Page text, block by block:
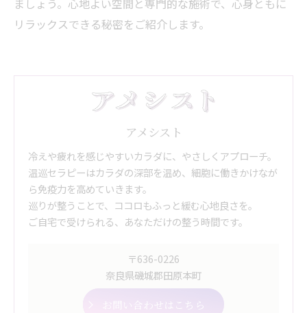
ましょう。心地よい空間と専門的な施術で、心身ともに
リラックスできる秘密をご紹介します。
アメシスト
冷えや疲れを感じやすいカラダに、やさしくアプローチ。
温巡セラピーはカラダの深部を温め、細胞に働きかけなが
ら免疫力を高めていきます。
巡りが整うことで、ココロもふっと緩む心地良さを。
ご自宅で受けられる、あなただけの整う時間です。
〒636-0226
奈良県磯城郡田原本町
お問い合わせはこちら